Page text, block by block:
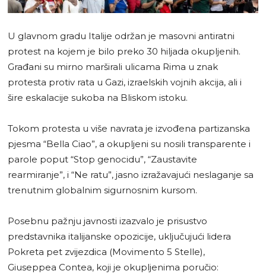
U glavnom gradu Italije održan je masovni antiratni
protest na kojem je bilo preko 30 hiljada okupljenih.
Građani su mirno marširali ulicama Rima u znak
protesta protiv rata u Gazi, izraelskih vojnih akcija, ali i
šire eskalacije sukoba na Bliskom istoku.
Tokom protesta u više navrata je izvođena partizanska
pjesma “Bella Ciao”, a okupljeni su nosili transparente i
parole poput “Stop genocidu”, “Zaustavite
rearmiranje”, i “Ne ratu”, jasno izražavajući neslaganje sa
trenutnim globalnim sigurnosnim kursom.
Posebnu pažnju javnosti izazvalo je prisustvo
predstavnika italijanske opozicije, uključujući lidera
Pokreta pet zvijezdica (Movimento 5 Stelle),
Giuseppea Contea, koji je okupljenima poručio: